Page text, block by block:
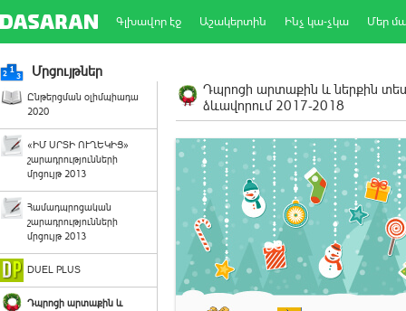
Գլխավոր էջ Աշակերտին Ինչ կա-չկա Մեր
Մրցույթներ
Ընթերցման օլիմպիադա
2020
«ԻՄ ՍՐՏԻ ՈՒՂԵԿԻՑ»
շարադրությունների
մրցույթ 2013
Համադպրոցական
շարադրությունների
մրցույթ 2013
DUEL PLUS
Դպրոցի արտաքին և
Դպրոցի արտաքին և ներքին
ձևավորում 2017-2018